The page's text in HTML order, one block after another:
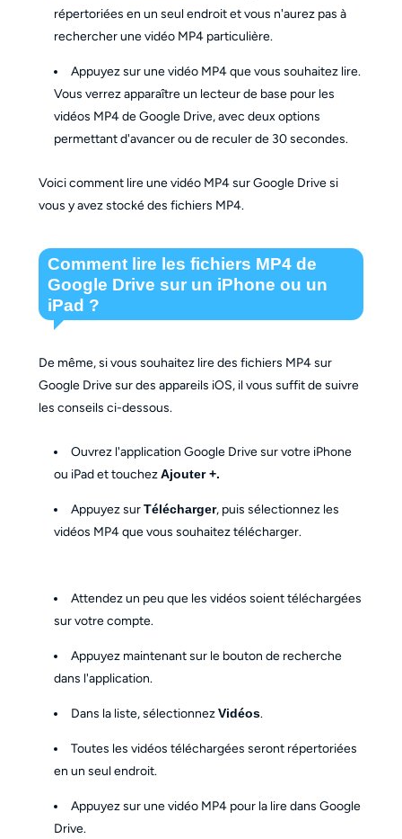
répertoriées en un seul endroit et vous n'aurez pas à
rechercher une vidéo MP4 particulière.
Appuyez sur une vidéo MP4 que vous souhaitez lire.
Vous verrez apparaître un lecteur de base pour les
vidéos MP4 de Google Drive, avec deux options
permettant d'avancer ou de reculer de 30 secondes.
Voici comment lire une vidéo MP4 sur Google Drive si
vous y avez stocké des fichiers MP4.
Comment lire les fichiers MP4 de
Google Drive sur un iPhone ou un
iPad ?
De même, si vous souhaitez lire des fichiers MP4 sur
Google Drive sur des appareils iOS, il vous suffit de suivre
les conseils ci-dessous.
Ouvrez l'application Google Drive sur votre iPhone
ou iPad et touchezAjouter +.
Appuyez surTélécharger, puis sélectionnez les
vidéos MP4 que vous souhaitez télécharger.
Attendez un peu que les vidéos soient téléchargées
sur votre compte.
Appuyez maintenant sur le bouton de recherche
dans l'application.
Dans la liste, sélectionnezVidéos.
Toutes les vidéos téléchargées seront répertoriées
en un seul endroit.
Appuyez sur une vidéo MP4 pour la lire dans Google
Drive.